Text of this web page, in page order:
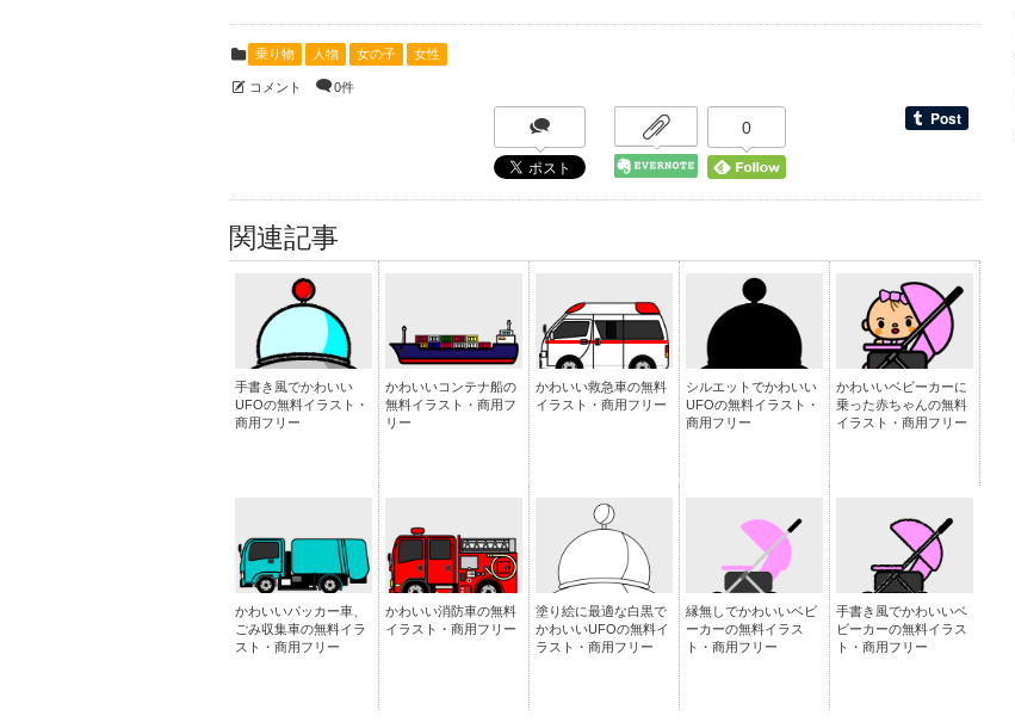
乗り物 人物 女の子 女性
コメント 0件
0
関連記事
手書き風でかわいい
UFOの無料イラスト・
商用フリー
かわいいコンテナ船の
無料イラスト・商用フ
リー
かわいい救急車の無料
イラスト・商用フリー
シルエットでかわいい
UFOの無料イラスト・
商用フリー
かわいいベビーカーに
乗った赤ちゃんの無料
イラスト・商用フリー
かわいいパッカー車、
ごみ収集車の無料イラ
スト・商用フリー
かわいい消防車の無料
イラスト・商用フリー
塗り絵に最適な白黒で
かわいいUFOの無料イ
ラスト・商用フリー
縁無しでかわいいベビ
ーカーの無料イラス
ト・商用フリー
手書き風でかわいいベ
ビーカーの無料イラス
ト・商用フリー